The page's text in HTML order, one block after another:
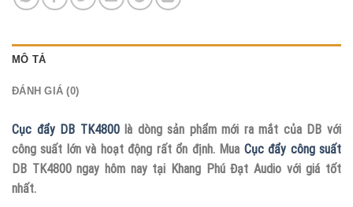
MÔ TẢ
ĐÁNH GIÁ (0)
Cục đẩy DB TK4800là dòng sản phẩm mới ra mắt của DB với
công suất lớn và hoạt động rất ổn định. Mua Cục đẩy công suất
DB TK4800 ngay hôm nay tại Khang Phú Đạt Audio với giá tốt
nhất.